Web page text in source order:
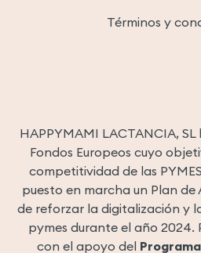
Términos y
HAPPYMAMI LACTANCIA,
Fondos Europeos cuyo
competitividad de las
puesto en marcha un Plan
de reforzar la digitalización y
pymes durante el año
con el apoyo del